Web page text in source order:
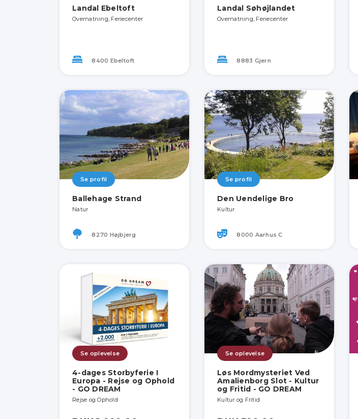
Landal Ebeltoft
Overnatning, Feriecenter
8400 Ebeltoft
Landal Søhøjlandet
Overnatning, Feriecenter
8883 Gjern
Se profil
Ballehage Strand
Natur
8270 Højbjerg
Se profil
Den Uendelige Bro
Kultur
8000 Aarhus C
Se oplevelse
4-dages Storbyferie I
Europa - Rejse og Ophold
- GO DREAM
Rejse og Ophold
Se oplevelse
Løs Mordmysteriet Ved
Amalienborg Slot - Kultur
og Fritid - GO DREAM
Kultur og Fritid